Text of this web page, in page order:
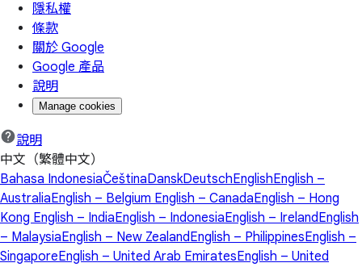
隱私權
條款
關於 Google
Google 產品
說明
Manage cookies
說明
中文（繁體中文）
Bahasa IndonesiaČeštinaDanskDeutschEnglishEnglish –
AustraliaEnglish – Belgium English – CanadaEnglish – Hong
Kong English – IndiaEnglish – IndonesiaEnglish – IrelandEnglish
– MalaysiaEnglish – New ZealandEnglish – PhilippinesEnglish –
SingaporeEnglish – United Arab EmiratesEnglish – United